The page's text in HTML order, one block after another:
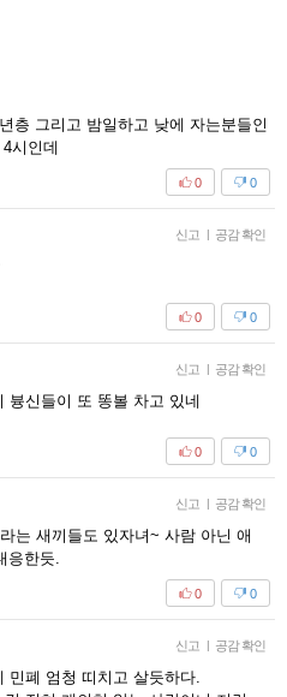
층 그리고 밤일하고 낮에 자는분들인
시인데
0
0
신고 | 공감 확인
0
0
신고 | 공감 확인
븅신들이 또 똥볼 차고 있네
0
0
신고 | 공감 확인
는 새끼들도 있자녀~ 사람 아닌 애
응한듯.
0
0
신고 | 공감 확인
민폐 엄청 띠치고 살듯하다.